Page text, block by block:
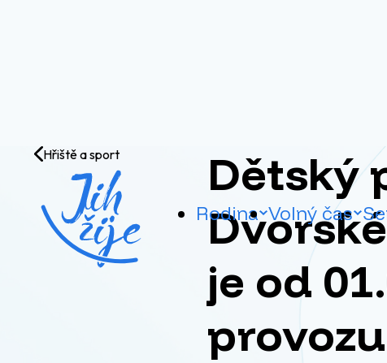
Přejít na obsah
Rodina Volný čas
Hřiště a sport
Dětský
je od